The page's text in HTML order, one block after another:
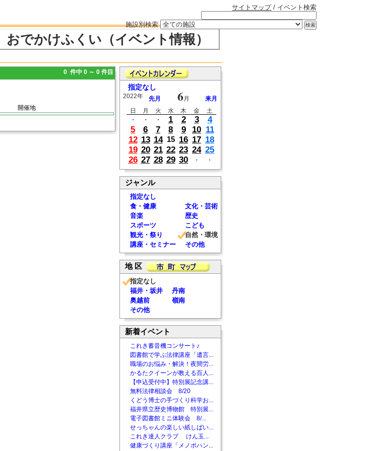
サイトマップ/ イベント検索
施設別検索
おでかけふくい（イベント情報）
0 件中 0 ～ 0 件目
開催地
指定なし
2022年 先月 6月
来月
日
月 火 水 木 金
土
・
・ ・ 1 2 3
4
5
6 7 8 9 10 11
12 13 14 15 16 17 18
19 20 21 22 23 24 25
26 27 28 29 30 ・ ・
ジャンル
指定なし
食・健康
文化・芸術
音楽
歴史
スポーツ
こども
観光・祭り
自然・環境
講座・セミナー
その他
地 区
指定なし
福井・坂井
丹南
奥越前
嶺南
その他
新着イベント
これき蓄音機コンサート♪
図書館で学ぶ法律講座「遺言...
職場のお悩み・解決！夜間労...
かるたクイーンが教える百人...
【申込受付中】特別展記念講...
無料法律相談会 8/20
くどう博士の手づくり科学お...
福井県立歴史博物館 特別展...
電子図書館ミニ体験会 8/...
せっちゃんの楽しい紙しばい...
これき達人クラブ けん玉...
健康づくり講座「メノポハン...